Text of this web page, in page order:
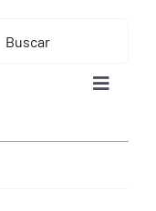
Toggle